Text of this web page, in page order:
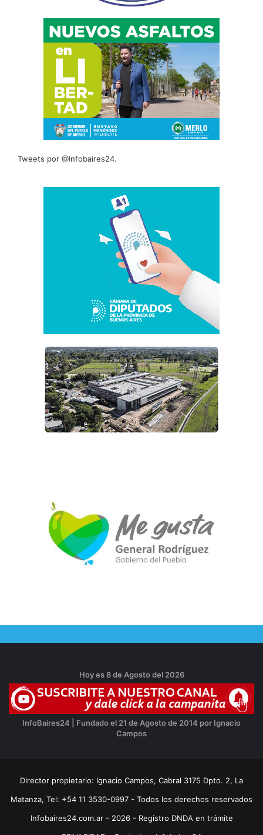
Tweets por @Infobaires24.
Hoy es 8 de Agosto del 2026
InfoBaires24 | Fundado el 21 de Agosto de 2014 por Ignacio
Campos
Director propietario: Ignacio Campos, Cabral 3175 Dpto. 2, La
Matanza, Tel: +54 11 3530-0997 - Todos los derechos reservados
Infobaires24.com.ar - 2026 - Registro DNDA en trámite